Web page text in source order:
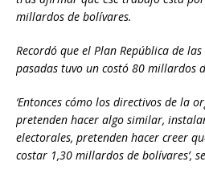
millardos de bolívares.
Recordó que el Plan República de
pasadas tuvo un costó 80 millardos
‘Entonces cómo los directivos de la
pretenden hacer algo similar,
electorales, pretenden hacer creer
costar 1,30 millardos de bolívares’,